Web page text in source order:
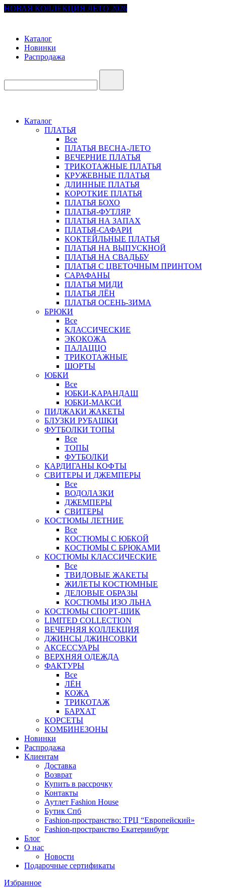
НОВАЯ КОЛЛЕКЦИЯ ЛЕТО 2026
Каталог
Новинки
Распродажа
Каталог
ПЛАТЬЯ
Все
ПЛАТЬЯ ВЕСНА-ЛЕТО
ВЕЧЕРНИЕ ПЛАТЬЯ
ТРИКОТАЖНЫЕ ПЛАТЬЯ
КРУЖЕВНЫЕ ПЛАТЬЯ
ДЛИННЫЕ ПЛАТЬЯ
КОРОТКИЕ ПЛАТЬЯ
ПЛАТЬЯ БОХО
ПЛАТЬЯ-ФУТЛЯР
ПЛАТЬЯ НА ЗАПАХ
ПЛАТЬЯ-САФАРИ
КОКТЕЙЛЬНЫЕ ПЛАТЬЯ
ПЛАТЬЯ НА ВЫПУСКНОЙ
ПЛАТЬЯ НА СВАДЬБУ
ПЛАТЬЯ С ЦВЕТОЧНЫМ ПРИНТОМ
САРАФАНЫ
ПЛАТЬЯ МИДИ
ПЛАТЬЯ ЛЁН
ПЛАТЬЯ ОСЕНЬ-ЗИМА
БРЮКИ
Все
КЛАССИЧЕСКИЕ
ЭКОКОЖА
ПАЛАЦЦО
ТРИКОТАЖНЫЕ
ШОРТЫ
ЮБКИ
Все
ЮБКИ-КАРАНДАШ
ЮБКИ-МАКСИ
ПИДЖАКИ ЖАКЕТЫ
БЛУЗКИ РУБАШКИ
ФУТБОЛКИ ТОПЫ
Все
ТОПЫ
ФУТБОЛКИ
КАРДИГАНЫ КОФТЫ
СВИТЕРЫ И ДЖЕМПЕРЫ
Все
ВОДОЛАЗКИ
ДЖЕМПЕРЫ
СВИТЕРЫ
КОСТЮМЫ ЛЕТНИЕ
Все
КОСТЮМЫ С ЮБКОЙ
КОСТЮМЫ С БРЮКАМИ
КОСТЮМЫ КЛАССИЧЕСКИЕ
Все
ТВИДОВЫЕ ЖАКЕТЫ
ЖИЛЕТЫ КОСТЮМНЫЕ
ДЕЛОВЫЕ ОБРАЗЫ
КОСТЮМЫ ИЗО ЛЬНА
КОСТЮМЫ СПОРТ-ШИК
LIMITED COLLECTION
ВЕЧЕРНЯЯ КОЛЛЕКЦИЯ
ДЖИНСЫ ДЖИНСОВКИ
АКСЕССУАРЫ
ВЕРХНЯЯ ОДЕЖДА
ФАКТУРЫ
Все
ЛЁН
КОЖА
ТРИКОТАЖ
БАРХАТ
КОРСЕТЫ
КОМБИНЕЗОНЫ
Новинки
Распродажа
Клиентам
Доставка
Возврат
Купить в рассрочку
Контакты
Аутлет Fashion House
Бутик Спб
Fashion-пространство: ТРЦ “Европейский»
Fashion-пространство Екатеринбург
Блог
О нас
Новости
Подарочные сертификаты
Избранное